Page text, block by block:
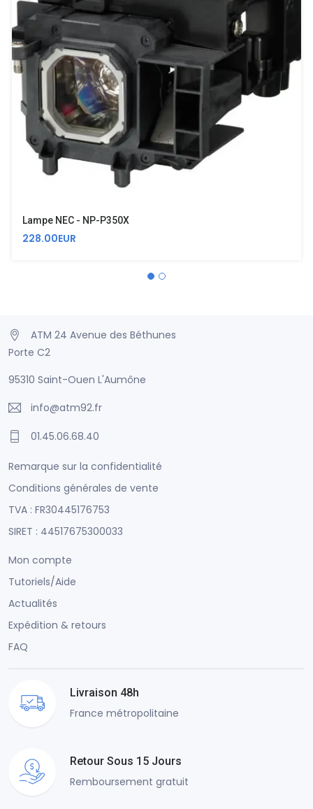
Lampe NEC - NP-P350X
228.00EUR
ATM 24 Avenue des Béthunes
Porte C2
95310 Saint-Ouen L'Aumône
info@atm92.fr
01.45.06.68.40
Remarque sur la confidentialité
Conditions générales de vente
TVA : FR30445176753
SIRET : 44517675300033
Mon compte
Tutoriels/Aide
Actualités
Expédition & retours
FAQ
Livraison 48h
France métropolitaine
Retour Sous 15 Jours
Remboursement gratuit